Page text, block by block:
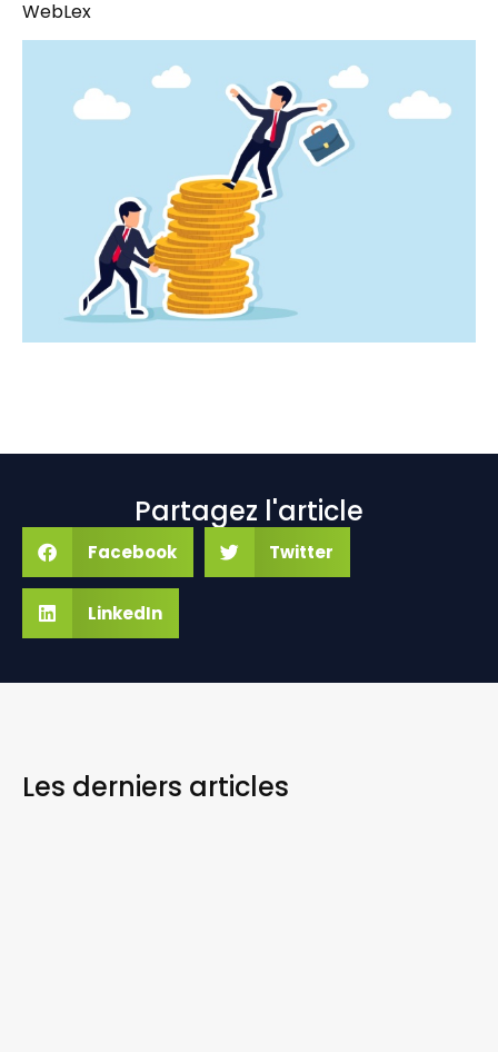
WebLex
Partagez l'article
Facebook Twitter
LinkedIn
Les derniers articles